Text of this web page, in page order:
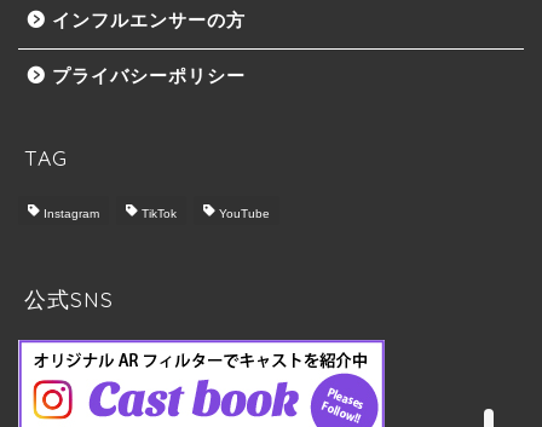
インフルエンサーの方
プライバシーポリシー
TAG
Instagram TikTok YouTube
公式SNS
料金プラン